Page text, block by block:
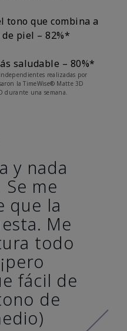
tono que combina a
piel – 82%*
saludable – 80%*
realizadas por
la TimeWise® Matte 3D
durante una semana.
y nada
Se me
que la
Me
todo
fácil de
de